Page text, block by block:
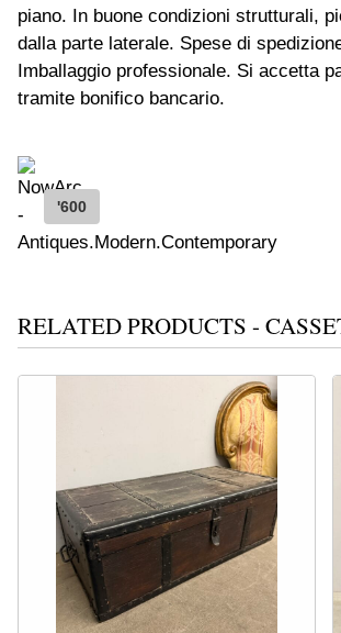
piano. In buone condizioni strutturali,
dalla parte laterale. Spese di
Imballaggio professionale. Si accetta
tramite bonifico bancario.
'600
RELATED PRODUCTS -